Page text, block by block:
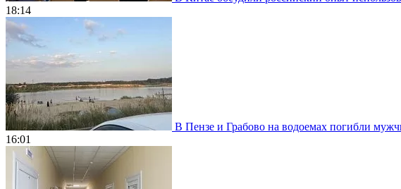
18:14
В Пензе и Грабово на водоемах погибли
16:01